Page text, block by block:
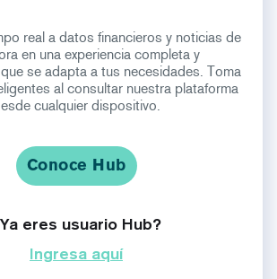
real a datos financieros y noticias de
en una experiencia completa y
se adapta a tus necesidades. Toma
al consultar nuestra plataforma
cualquier dispositivo.
Conoce Hub
eres usuario Hub?
Ingresa aquí